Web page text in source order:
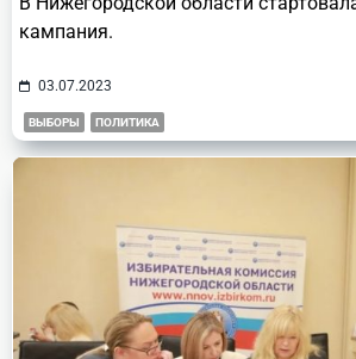
кампания.
03.07.2023
ВЫБОРЫ ПОЛИТИКА